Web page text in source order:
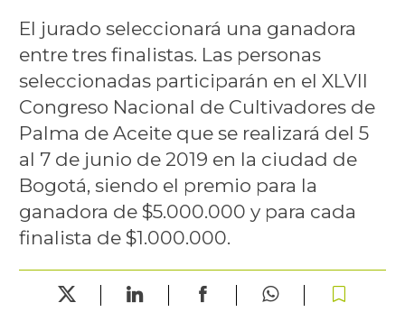
El jurado seleccionará una ganadora
entre tres finalistas. Las personas
seleccionadas participarán en el XLVII
Congreso Nacional de Cultivadores de
Palma de Aceite que se realizará del 5
al 7 de junio de 2019 en la ciudad de
Bogotá, siendo el premio para la
ganadora de $5.000.000 y para cada
finalista de $1.000.000.